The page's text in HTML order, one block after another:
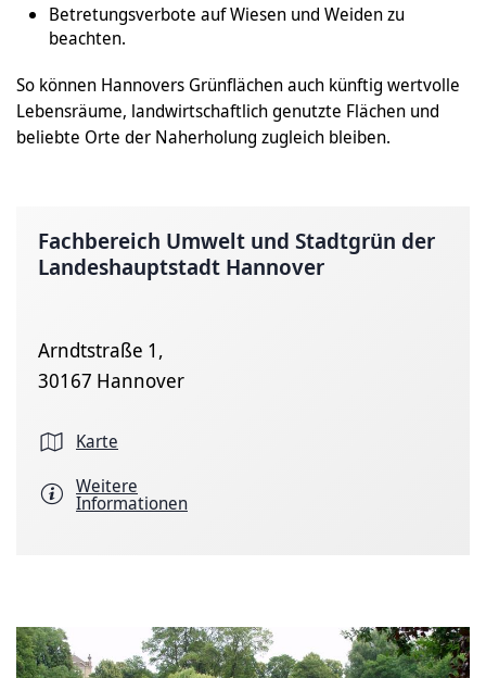
Betretungsverbote auf Wiesen und Weiden zu
beachten.
So können Hannovers Grünflächen auch künftig wertvolle
Lebensräume, landwirtschaftlich genutzte Flächen und
beliebte Orte der Naherholung zugleich bleiben.
Fachbereich Umwelt und Stadtgrün der
Landeshauptstadt Hannover
Arndtstraße 1,
30167 Hannover
Karte
Weitere
Informationen